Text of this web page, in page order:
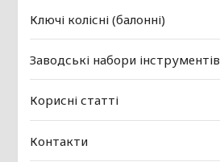
Ключі колісні (балонні)
Заводські набори інструментів
Корисні статті
Контакти